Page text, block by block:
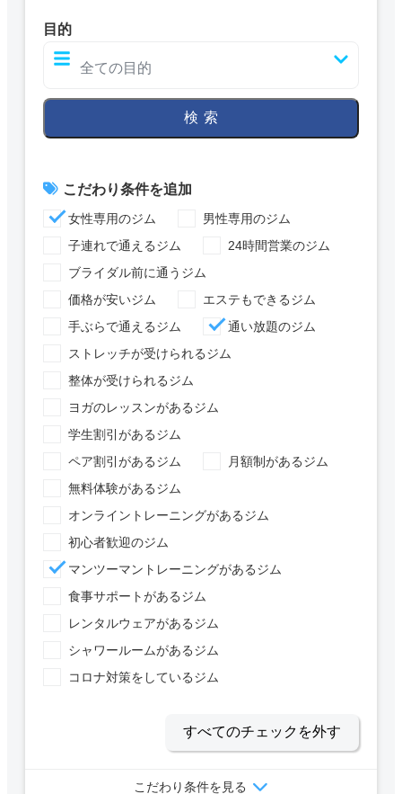
目的
検索
こだわり条件を追加
女性専用のジム
男性専用のジム
子連れで通えるジム
24時間営業のジム
ブライダル前に通うジム
価格が安いジム
エステもできるジム
手ぶらで通えるジム
通い放題のジム
ストレッチが受けられるジム
整体が受けられるジム
ヨガのレッスンがあるジム
学生割引があるジム
ペア割引があるジム
月額制があるジム
無料体験があるジム
オンライントレーニングがあるジム
初心者歓迎のジム
マンツーマントレーニングがあるジム
食事サポートがあるジム
レンタルウェアがあるジム
シャワールームがあるジム
コロナ対策をしているジム
すべてのチェックを外す
こだわり条件を見る